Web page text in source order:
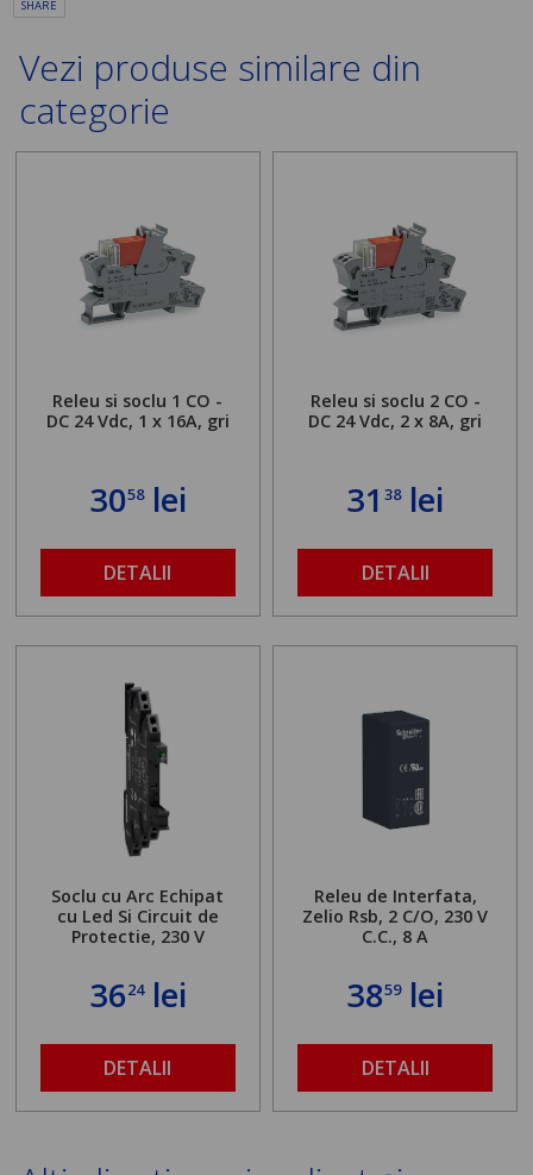
SHARE
Vezi produse similare din
categorie
Releu si soclu 1 CO -
DC 24 Vdc, 1 x 16A, gri
3058lei
DETALII
Releu si soclu 2 CO -
DC 24 Vdc, 2 x 8A, gri
3138lei
DETALII
Soclu cu Arc Echipat
cu Led Si Circuit de
Protectie, 230 V
3624lei
DETALII
Releu de Interfata,
Zelio Rsb, 2 C/O, 230 V
C.C., 8 A
3859lei
DETALII